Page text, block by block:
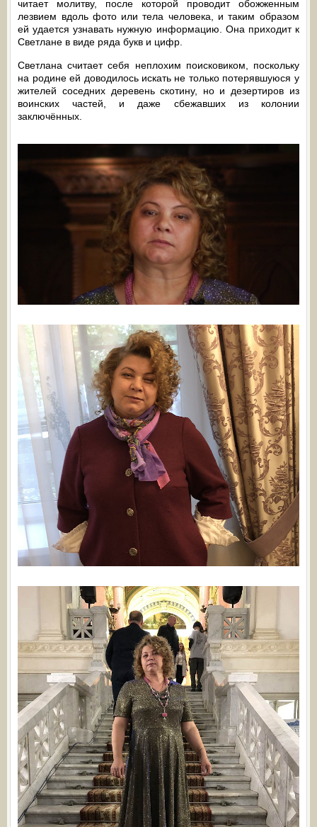
читает молитву, после которой проводит обожженным
лезвием вдоль фото или тела человека, и таким образом
ей удается узнавать нужную информацию. Она приходит к
Светлане в виде ряда букв и цифр.
Светлана считает себя неплохим поисковиком, поскольку
на родине ей доводилось искать не только потерявшуюся у
жителей соседних деревень скотину, но и дезертиров из
воинских частей, и даже сбежавших из колонии
заключённых.